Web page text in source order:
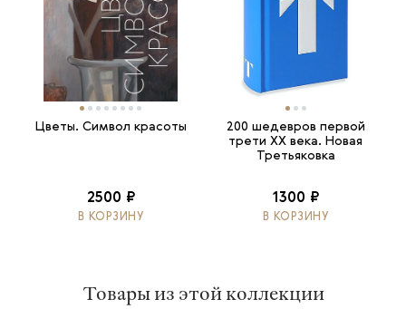
Цветы. Символ красоты
2500 ₽
В КОРЗИНУ
200 шедевров первой
трети ХХ века. Новая
Третьяковка
1300 ₽
В КОРЗИНУ
Товары из этой коллекции